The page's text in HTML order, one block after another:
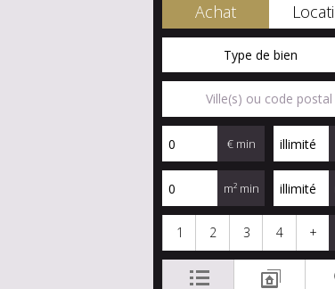
Achat
Type de bien
€ min
m² min
1 2 3 4 +